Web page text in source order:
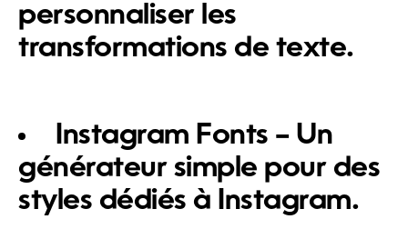
personnaliser les
transformations de texte.
Instagram Fonts – Un
générateur simple pour des
styles dédiés à Instagram.